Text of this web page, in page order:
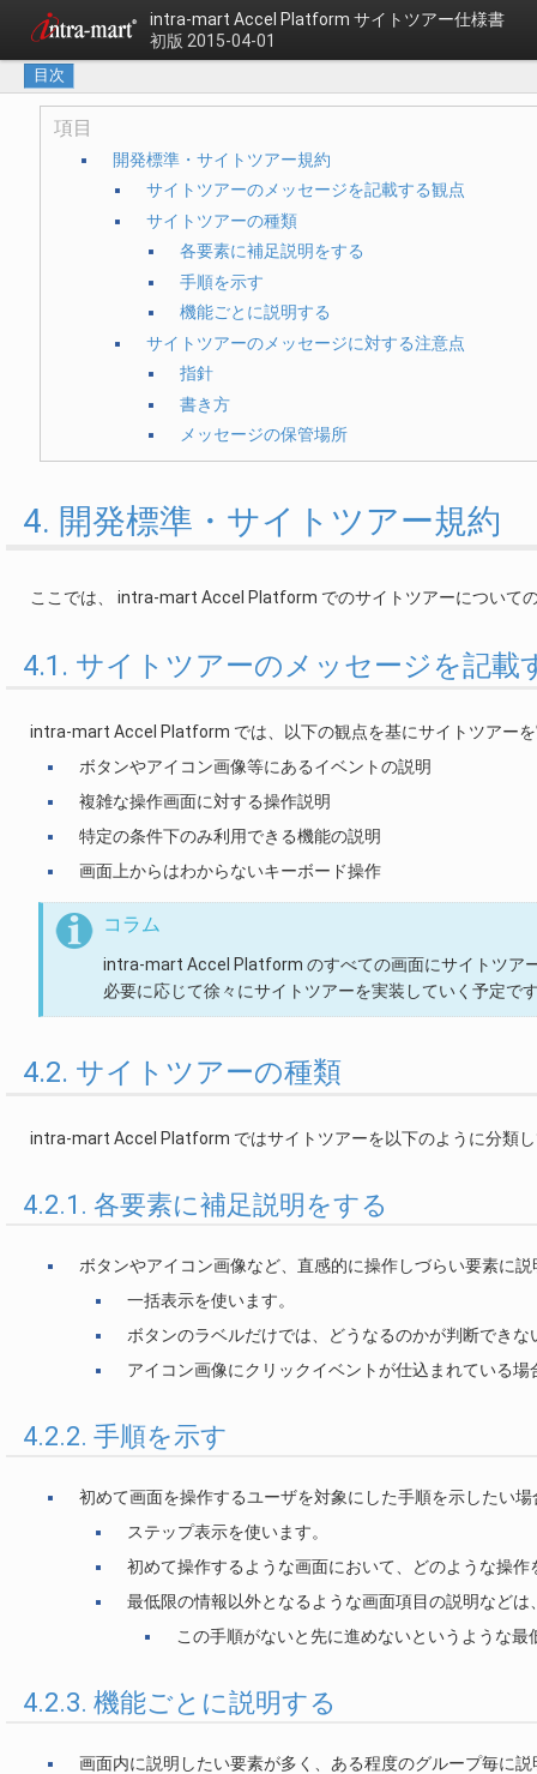
intra-mart Accel Platform サイトツアー仕様書
初版 2015-04-01
目次
項目
開発標準・サイトツアー規約
サイトツアーのメッセージを記載する観点
サイトツアーの種類
各要素に補足説明をする
手順を示す
機能ごとに説明する
サイトツアーのメッセージに対する注意点
指針
書き方
メッセージの保管場所
4. 開発標準・サイトツアー規約
ここでは、 intra-mart Accel Platform でのサイトツアーについて
4.1. サイトツアーのメッセージを記載
intra-mart Accel Platform では、以下の観点を基にサイトツアー
ボタンやアイコン画像等にあるイベントの説明
複雑な操作画面に対する操作説明
特定の条件下のみ利用できる機能の説明
画面上からはわからないキーボード操作
コラム
intra-mart Accel Platform のすべての画面にサイトツア
必要に応じて徐々にサイトツアーを実装していく予定で
4.2. サイトツアーの種類
intra-mart Accel Platform ではサイトツアーを以下のように分類
4.2.1. 各要素に補足説明をする
ボタンやアイコン画像など、直感的に操作しづらい要素に
一括表示を使います。
ボタンのラベルだけでは、どうなるのかが判断でき
アイコン画像にクリックイベントが仕込まれている
4.2.2. 手順を示す
初めて画面を操作するユーザを対象にした手順を示したい場
ステップ表示を使います。
初めて操作するような画面において、どのような操
最低限の情報以外となるような画面項目の説明など
この手順がないと先に進めないというような
4.2.3. 機能ごとに説明する
画面内に説明したい要素が多く、ある程度のグループ毎に